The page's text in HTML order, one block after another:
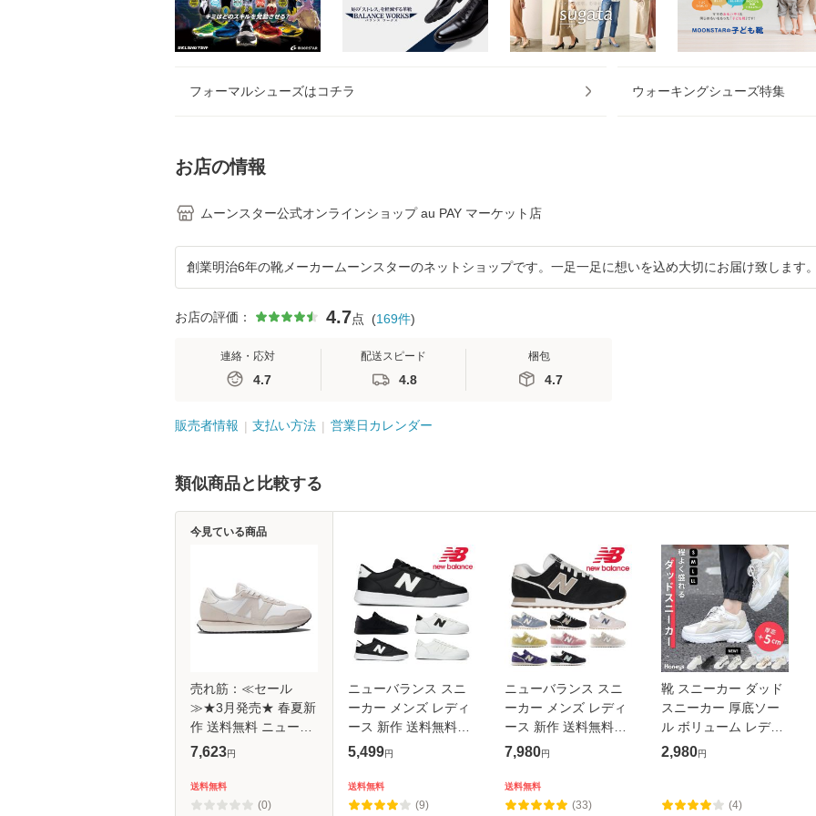
フォーマルシューズはコチラ ウォーキングシューズ特集
お店の情報
ムーンスター公式オンラインショップ au PAY マーケット店
創業明治6年の靴メーカームーンスターのネットショップです。一足一足に想いを込め大切にお届け致します
お店の評価： 4.7点 (169件)
連絡・応対
4.7
配送スピード
4.8
梱包
4.7
販売者情報 支払い方法 営業日カレンダー
類似商品と比較する
売れ筋：≪セール
≫★3月発売★ 春夏新
作 送料無料 ニューバ
ランス new balance
ンニングスタイル NB
MS237SE D ホ
7,623円
送料無料
(0)
今見ている商品
ニューバランス スニ
ーカー メンズ レディ
ース 新作 送料無料
M30 CT30 new
5,499円
送料無料
(9)
ニューバランス スニ
ーカー メンズ レディ
ース 新作 送料無料
W373 WL373 new
7,980円
送料無料
(33)
靴 スニーカー ダッド
スニーカー 厚底ソー
ル ボリューム レディ
ース ラ・ファーファ
ドスニーカー
2,980円
(4)